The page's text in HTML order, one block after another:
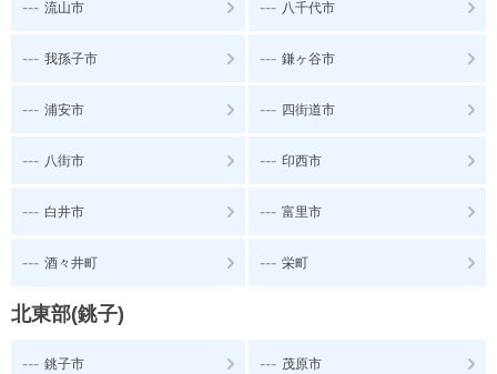
--- 流山市 --- 八千代市
--- 我孫子市 --- 鎌ヶ谷市
--- 浦安市 --- 四街道市
--- 八街市 --- 印西市
--- 白井市 --- 富里市
--- 酒々井町 --- 栄町
北東部(銚子)
--- 銚子市 --- 茂原市